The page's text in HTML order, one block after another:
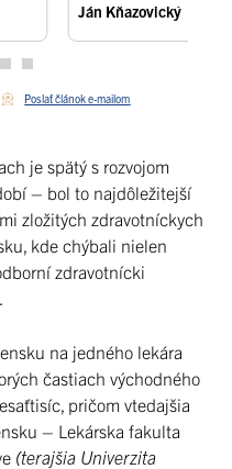
Ján Kňazovický
Poslať článok e-mailom
je spätý s rozvojom
– bol to najdôležitejší
zložitých zdravotníckych
kde chýbali nielen
zdravotnícki
na jedného lekára
častiach východného
pričom vtedajšia
– Lekárska fakulta
(terajšia Univerzita